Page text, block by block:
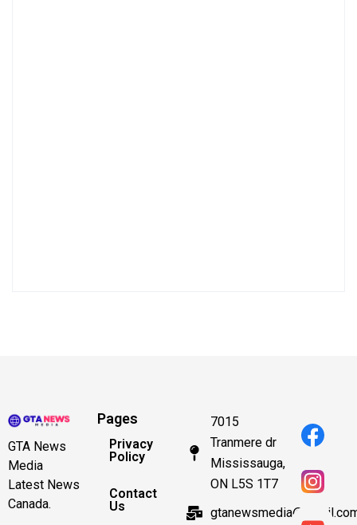
GTA News
Media
Latest News
Canada.
Pages
Privacy
Policy
Contact
Us
7015
Tranmere dr
Mississauga,
ON L5S 1T7